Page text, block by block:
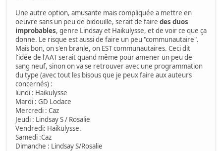
Une autre option, amusante mais compliquée a mettre en
oeuvre sans un peu de bidouille, serait de faire des duos
improbables, genre Lindsay et Haikulysse, et de voir ce que ça
donne. Le risque est aussi de faire un peu "communautaire".
Mais bon, on s'en branle, on EST communautaires. Ceci dit
l'idée de l'AAT serait quand même pour amener un peu de
sang neuf, sinon on va se retrouver avec une programmation
du type (avec tout les bisous que je peux faire aux auteurs
concernés) :
lundi : Haikulysse
Mardi : GD Lodace
Mercredi : Caz
Jeudi : Lindsay S / Rosalie
Vendredi: Haikulysse.
Samedi :Caz
Dimanche : Lindsay S/Rosalie